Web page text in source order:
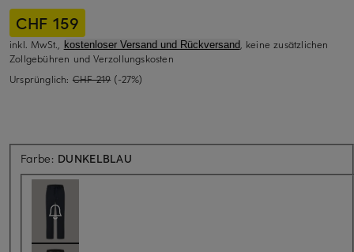
CHF 159
inkl. MwSt., kostenloser Versand und Rückversand, keine zusätzlichen
Zollgebühren und Verzollungskosten
Ursprünglich: CHF 219 (-27%)
Farbe: DUNKELBLAU